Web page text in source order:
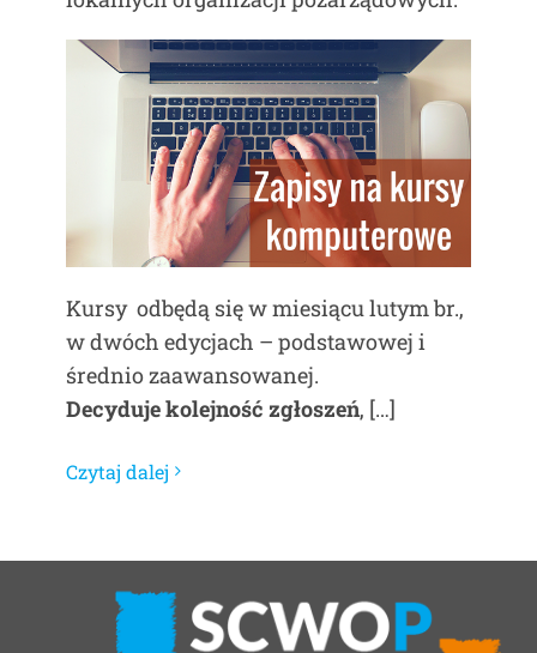
Kursy odbędą się w miesiącu lutym br.,
w dwóch edycjach – podstawowej i
średnio zaawansowanej.
Decyduje kolejność zgłoszeń, […]
Czytaj dalej